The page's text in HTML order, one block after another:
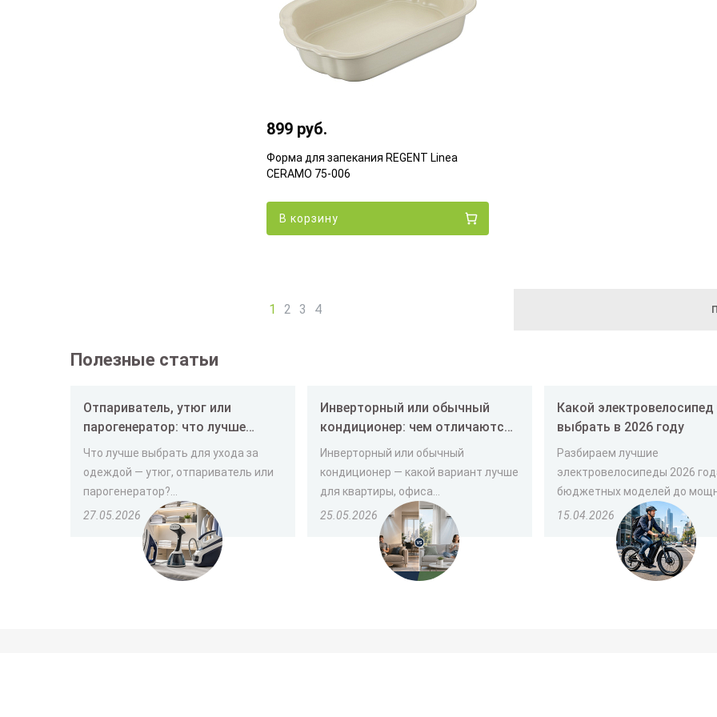
899 руб.
Форма для запекания REGENT Linea
CERAMO 75-006
В корзину
1 2 3 4
Полезные статьи
Отпариватель, утюг или
парогенератор: что лучше
выбрать
Что лучше выбрать для ухода за
одеждой — утюг, отпариватель или
парогенератор?...
27.05.2026
Инверторный или обычный
кондиционер: чем отличаются
и какой лучше выбрать
Инверторный или обычный
кондиционер — какой вариант лучше
для квартиры, офиса...
25.05.2026
Какой электровелосипед лучше
выбрать в 2026 году
Разбираем лучшие
электровелосипеды 2026
бюджетных моделей до
15.04.2026